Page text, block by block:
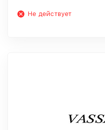
Не действует